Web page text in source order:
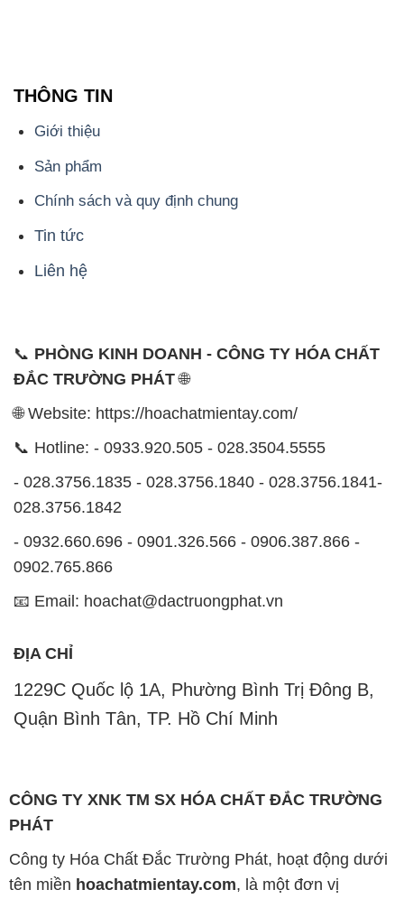
THÔNG TIN
Giới thiệu
Sản phẩm
Chính sách và quy định chung
Tin tức
Liên hệ
📞 PHÒNG KINH DOANH - CÔNG TY HÓA CHẤT
ĐẮC TRƯỜNG PHÁT🌐
🌐 Website: https://hoachatmientay.com/
📞 Hotline: - 0933.920.505 - 028.3504.5555
- 028.3756.1835 - 028.3756.1840 - 028.3756.1841-
028.3756.1842
- 0932.660.696 - 0901.326.566 - 0906.387.866 -
0902.765.866
📧 Email: hoachat@dactruongphat.vn
ĐỊA CHỈ
1229C Quốc lộ 1A, Phường Bình Trị Đông B,
Quận Bình Tân, TP. Hồ Chí Minh
CÔNG TY XNK TM SX HÓA CHẤT ĐẮC TRƯỜNG
PHÁT
Công ty Hóa Chất Đắc Trường Phát, hoạt động dưới
tên miền hoachatmientay.com, là một đơn vị